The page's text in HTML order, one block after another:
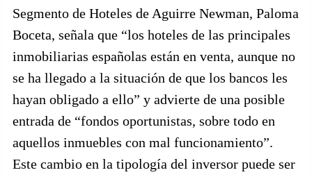
Segmento de Hoteles de Aguirre Newman, Paloma
Boceta, señala que “los hoteles de las principales
inmobiliarias españolas están en venta, aunque no
se ha llegado a la situación de que los bancos les
hayan obligado a ello” y advierte de una posible
entrada de “fondos oportunistas, sobre todo en
aquellos inmuebles con mal funcionamiento”.
Este cambio en la tipología del inversor puede ser